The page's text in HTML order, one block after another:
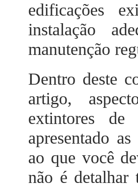
edificações
instalação
manutenção
Dentro deste
artigo,
extintores
apresentado
ao que você
não é detalhar